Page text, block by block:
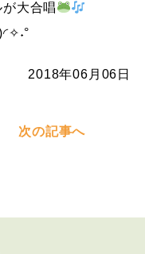
大合唱
2018年06月06日
次の記事へ